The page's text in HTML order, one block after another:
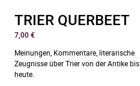
TRIER QUERBEET
7,00€
Meinungen, Kommentare, literarische
Zeugnisse über Trier von der Antike bis
heute.